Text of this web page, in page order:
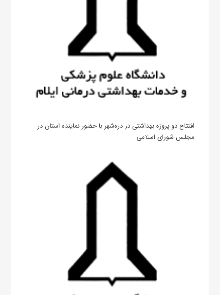
افتتاح دو پروژه بهداشتی در دره‌شهر با حضور نماینده استان در
مجلس شورای اسلامی